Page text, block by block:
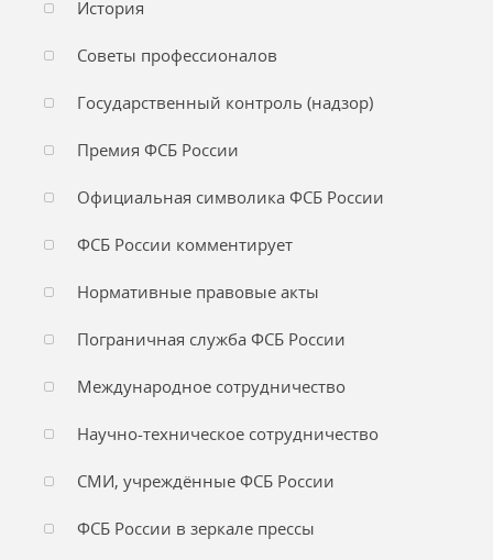
История
Советы профессионалов
Государственный контроль (надзор)
Премия ФСБ России
Официальная символика ФСБ России
ФСБ России комментирует
Нормативные правовые акты
Пограничная служба ФСБ России
Международное сотрудничество
Научно-техническое сотрудничество
СМИ, учреждённые ФСБ России
ФСБ России в зеркале прессы